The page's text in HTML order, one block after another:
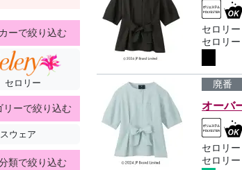
ーで絞り込む
セロリー
リーで絞り込む
ウェア
類で絞り込む
セロリー
セロリ
廃番
オーバ
セロリー
セロリ